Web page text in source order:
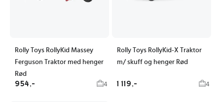
Rolly Toys RollyKid Massey
Ferguson Traktor med henger
Rød
954,- 4
Rolly Toys RollyKid-X Traktor
m/ skuff og henger Rød
1 119,- 4